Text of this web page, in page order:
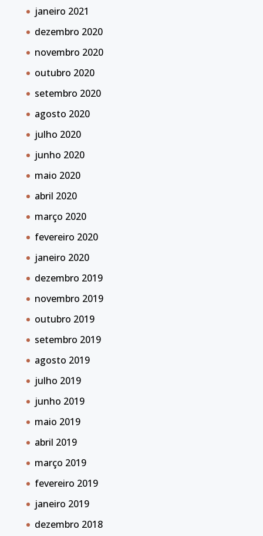
janeiro 2021
dezembro 2020
novembro 2020
outubro 2020
setembro 2020
agosto 2020
julho 2020
junho 2020
maio 2020
abril 2020
março 2020
fevereiro 2020
janeiro 2020
dezembro 2019
novembro 2019
outubro 2019
setembro 2019
agosto 2019
julho 2019
junho 2019
maio 2019
abril 2019
março 2019
fevereiro 2019
janeiro 2019
dezembro 2018